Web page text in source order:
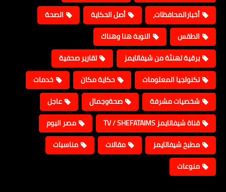
أخبارالمحافظات،
أصل الحكاية
الصحة
الطقس
النوبة هنا وهناك
برقية تهنئة من شيفاتايمز
تقارير صحفية
تكنولجيا المعلومات
حكاية مكان
خدمات
شخصيات مشرفة
صحةوجمال
عاجل
قناة شيفاتايمز TV / SHEFATAIMS
مصر اليوم
مطبخ شيفاتايمز
مقالات
مناسبات
منوعات